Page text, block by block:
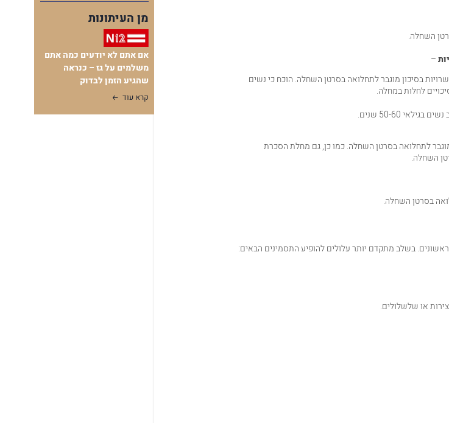
השחלה.
–
נשים שלא ילדו לעולם או שילדו לאחר גיל 35 שרויות בסיכון מוגבר לתחלואה בסרטן השחלה. הוכח כי נשים
לחלות במחלה.
50-60 שנים.
לתחלואה בסרטן השחלה. כמו כן, גם מחלת הסכרת
השחלה.
בסרטן השחלה.
בשלב מתקדם יותר עלולים להופיע התסמינים הבאים:
או שלשלולים.
מן העיתונות
אם אתם לא יודעים כמה אתם
משלמים על גז – כנראה
שהגיע הזמן לבדוק
קרא עוד